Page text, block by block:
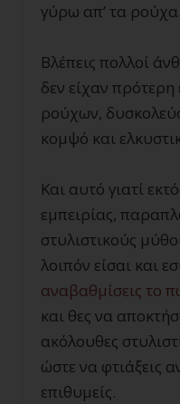
γύρω απ’ τα ρούχα.
Βλέπεις πολλοί
δεν είχαν
ρούχων,
κομψό και
Και αυτό γιατί
εμπειρίας,
στυλιστικούς
λοιπόν είσαι και
αναβαθμίσεις το
και θες να
ακόλουθες
ώστε να φτιάξεις
επιθυμείς.